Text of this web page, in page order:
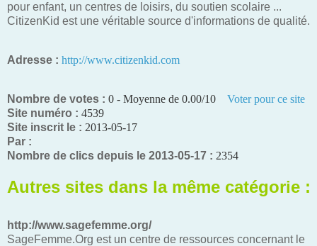
pour enfant, un centres de loisirs, du soutien scolaire ...
CitizenKid est une véritable source d'informations de qualité.
Adresse : http://www.citizenkid.com
Nombre de votes : 0 - Moyenne de 0.00/10 Voter pour ce site
Site numéro : 4539
Site inscrit le : 2013-05-17
Par :
Nombre de clics depuis le 2013-05-17 : 2354
Autres sites dans la même catégorie :
http://www.sagefemme.org/
SageFemme.Org est un centre de ressources concernant le